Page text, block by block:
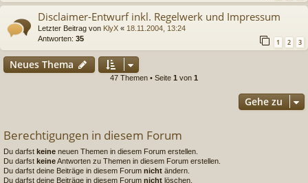
Disclaimer-Entwurf inkl. Regelwerk und Impressum
Letzter Beitrag von KlyX « 18.11.2004, 13:24
Antworten: 35 1 2 3
Neues Thema
47 Themen • Seite 1 von 1
Gehe zu
Berechtigungen in diesem Forum
Du darfst keine neuen Themen in diesem Forum erstellen.
Du darfst keineAntworten zu Themen in diesem Forum erstellen.
Du darfst deine Beiträge in diesem Forum nicht ändern.
Du darfst deine Beiträge in diesem Forum nicht löschen.